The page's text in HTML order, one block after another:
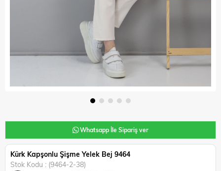
Whatsapp İle Sipariş ver
Kürk Kapşonlu Şişme Yelek Bej 9464
Stok Kodu
(9464-2-38)